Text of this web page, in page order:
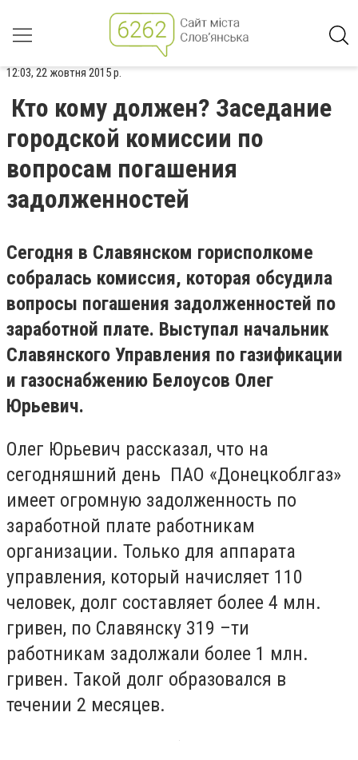
12:03, 22 жовтня 2015 р.
Кто кому должен? Заседание
городской комиссии по
вопросам погашения
задолженностей
Сегодня в Славянском горисполкоме
собралась комиссия, которая обсудила
вопросы погашения задолженностей по
заработной плате. Выступал начальник
Славянского Управления по газификации
и газоснабжению Белоусов Олег
Юрьевич.
Олег Юрьевич рассказал, что на
сегодняшний день ПАО «Донецкоблгаз»
имеет огромную задолженность по
заработной плате работникам
организации. Только для аппарата
управления, который начисляет 110
человек, долг составляет более 4 млн.
гривен, по Славянску 319 –ти
работникам задолжали более 1 млн.
гривен. Такой долг образовался в
течении 2 месяцев.